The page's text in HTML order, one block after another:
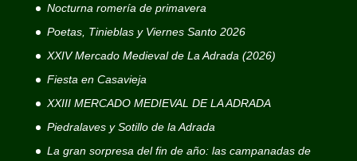
Nocturna romería de primavera
Poetas, Tinieblas y Viernes Santo 2026
XXIV Mercado Medieval de La Adrada (2026)
Fiesta en Casavieja
XXIII MERCADO MEDIEVAL DE LA ADRADA
Piedralaves y Sotillo de la Adrada
La gran sorpresa del fin de año: las campanadas de